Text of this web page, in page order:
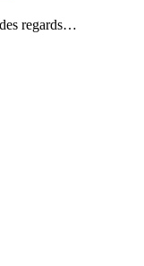
regards…